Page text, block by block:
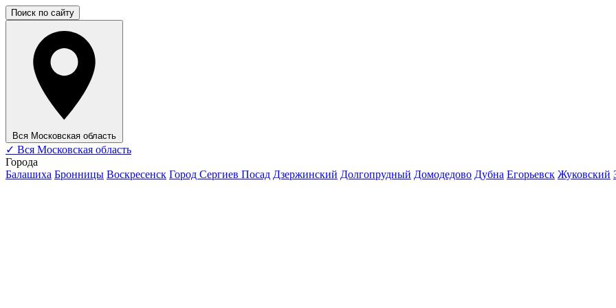
Поиск по сайту
Вся Московская область
✓ Вся Московская область
Города
Балашиха Бронницы Воскресенск Город Сергиев Посад Дзержинский Долгопрудный Домодедово Дубна Егорьевск Жуковский